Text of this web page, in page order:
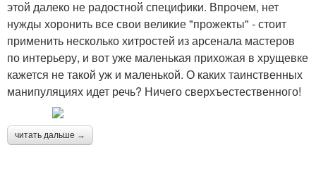
Антресоль в прихожей
этой далеко не радостной специфики. Впрочем, нет
нужды хоронить все свои великие "прожекты" - стоит
применить несколько хитростей из арсенала мастеров
по интерьеру, и вот уже маленькая прихожая в хрущевке
кажется не такой уж и маленькой. О каких таинственных
манипуляциях идет речь? Ничего сверхъестественного!
читать дальше →